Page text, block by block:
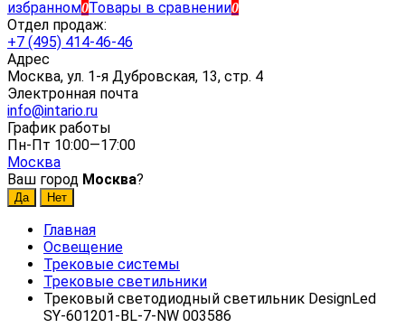
избранном0Товары в сравнении0
Отдел продаж:
+7 (495) 414-46-46
Адрес
Москва, ул. 1-я Дубровская, 13, стр. 4
Электронная почта
info@intario.ru
График работы
Пн-Пт 10:00—17:00
Москва
Ваш город Москва?
Главная
Освещение
Трековые системы
Трековые светильники
Трековый светодиодный светильник DesignLed
SY-601201-BL-7-NW 003586